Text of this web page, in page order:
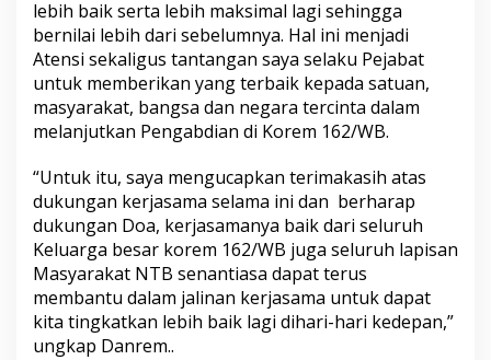
lebih baik serta lebih maksimal lagi sehingga
bernilai lebih dari sebelumnya. Hal ini menjadi
Atensi sekaligus tantangan saya selaku Pejabat
untuk memberikan yang terbaik kepada satuan,
masyarakat, bangsa dan negara tercinta dalam
melanjutkan Pengabdian di Korem 162/WB.
“Untuk itu, saya mengucapkan terimakasih atas
dukungan kerjasama selama ini dan berharap
dukungan Doa, kerjasamanya baik dari seluruh
Keluarga besar korem 162/WB juga seluruh lapisan
Masyarakat NTB senantiasa dapat terus
membantu dalam jalinan kerjasama untuk dapat
kita tingkatkan lebih baik lagi dihari-hari kedepan,”
ungkap Danrem..